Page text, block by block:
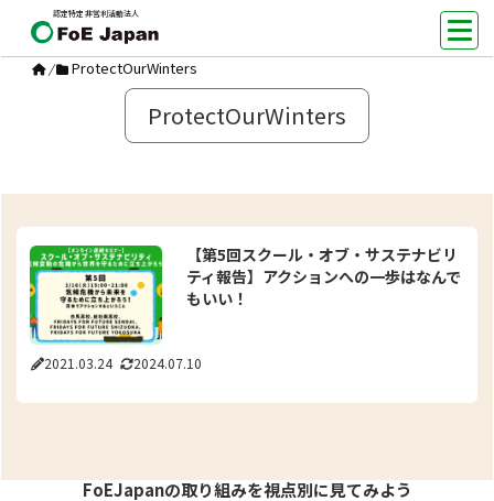
認定特定非営利活動法人
/ ProtectOurWinters
ProtectOurWinters
2021.03.24 2024.07.10
【第5回スクール・オブ・サステナビリ
ティ報告】アクションへの一歩はなんで
もいい！
FoEJapanの取り組みを視点別に見てみよう